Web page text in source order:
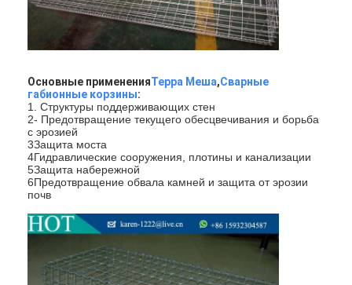
загородка сетки металла
Пчелиная сетка
Основные примененияТерра Меша,Сварные
габионные корзины:
1. Структуры поддерживающих стен
2- Предотвращение текущего обесцвечивания и борьба
с эрозией
3Защита моста
4Гидравлические сооружения, плотины и канализации
5Защита набережной
6Предотвращение обвала камней и защита от эрозии
почв